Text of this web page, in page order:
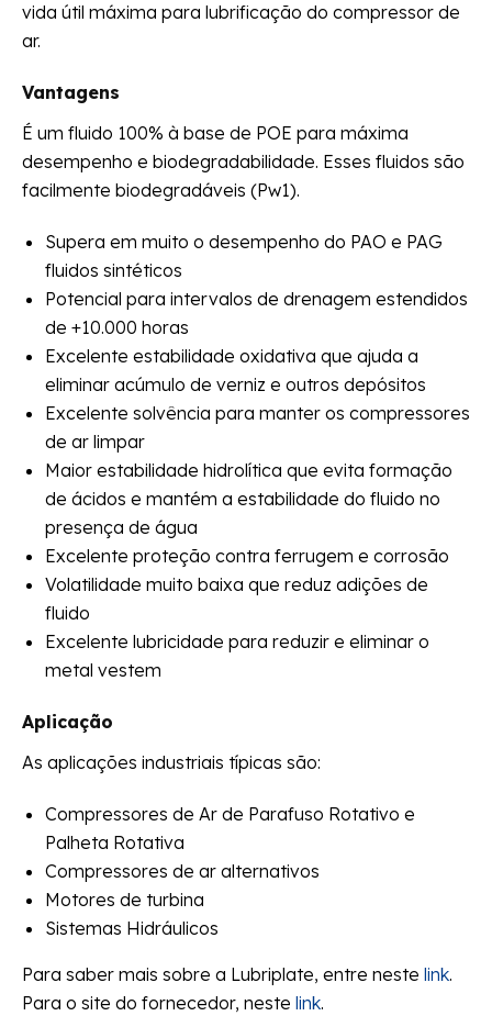
vida útil máxima para lubrificação do compressor de
ar.
Vantagens
É um fluido 100% à base de POE para máxima
desempenho e biodegradabilidade. Esses fluidos são
facilmente biodegradáveis ​​(Pw1).
Supera em muito o desempenho do PAO e PAG
fluidos sintéticos
Potencial para intervalos de drenagem estendidos
de +10.000 horas
Excelente estabilidade oxidativa que ajuda a
eliminar acúmulo de verniz e outros depósitos
Excelente solvência para manter os compressores
de ar limpar
Maior estabilidade hidrolítica que evita formação
de ácidos e mantém a estabilidade do fluido no
presença de água
Excelente proteção contra ferrugem e corrosão
Volatilidade muito baixa que reduz adições de
fluido
Excelente lubricidade para reduzir e eliminar o
metal vestem
Aplicação
As aplicações industriais típicas são:
Compressores de Ar de Parafuso Rotativo e
Palheta Rotativa
Compressores de ar alternativos
Motores de turbina
Sistemas Hidráulicos
Para saber mais sobre a Lubriplate, entre neste link.
Para o site do fornecedor, neste link.